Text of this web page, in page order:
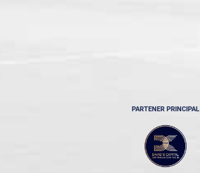
PARTENER PRINCIPAL